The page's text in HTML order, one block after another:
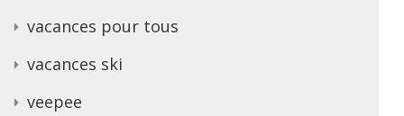
vacances pour tous
vacances ski
veepee